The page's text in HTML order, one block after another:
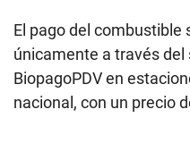
El pago del combustible
únicamente a través
BiopagoPDV en
nacional, con un precio